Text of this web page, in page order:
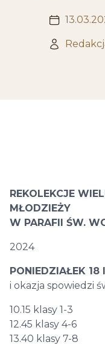
REKOLEKCJE
MŁODZIEŻY
W PARAFII ŚW.
2024
PONIEDZIAŁEK 18
i okazja spowiedzi
10.15 klasy 1-3
12.45 klasy 4-6
13.40 klasy 7-8